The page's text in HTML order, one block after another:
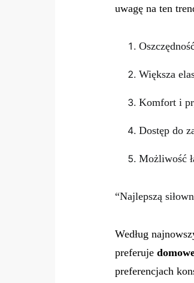
uwagę na ten
Większa
Komfort i
Dostęp do
Możliwość
“Najlepszą
Według
preferuje
preferencjach